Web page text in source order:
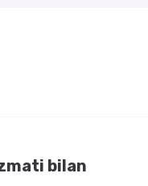
bilan